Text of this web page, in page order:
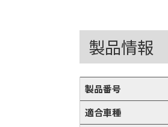
製品情報
製品番号
適合車種